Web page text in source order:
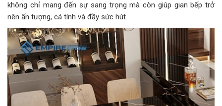
không chỉ mang đến sự sang trọng mà còn giúp gian bếp trở
nên ấn tượng, cá tính và đầy sức hút.